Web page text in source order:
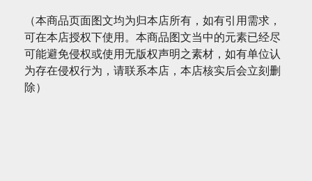
（本商品页面图文均为归本店所有，如有引用需求，
可在本店授权下使用。本商品图文当中的元素已经尽
可能避免侵权或使用无版权声明之素材，如有单位认
为存在侵权行为，请联系本店，本店核实后会立刻删
除）